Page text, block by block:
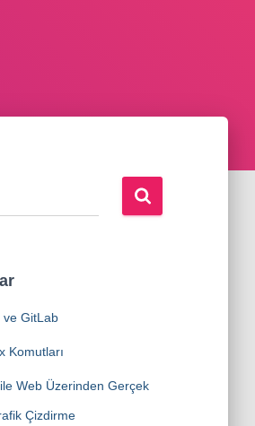
ve GitLab
Komutları
Web Üzerinden Gerçek
Çizdirme